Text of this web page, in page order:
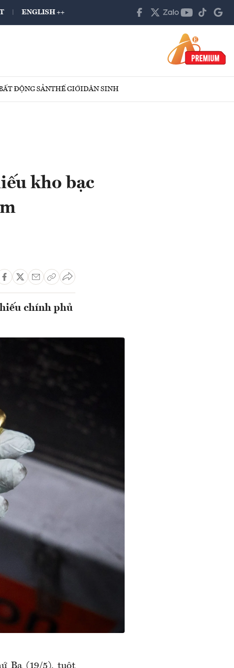
ENGLISH ++
ĐỘNG SẢNTHẾ GIỚIDÂN SINH
kho bạc
chính phủ
Ba (19/5), tuột